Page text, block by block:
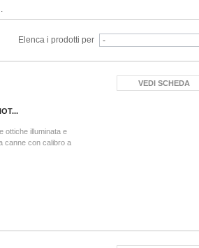
Elenca i prodotti per
ottiche illuminata e
canne con calibro a
VEDI SCHEDA